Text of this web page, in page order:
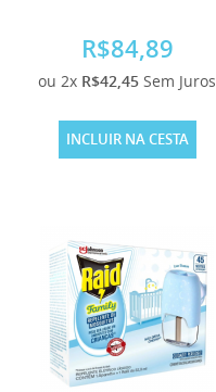
R$84,89
ou 2x R$42,45 Sem Juros
INCLUIR NA CESTA